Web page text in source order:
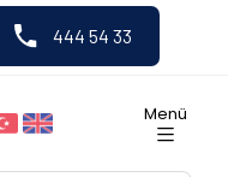
444 54 33
Menü